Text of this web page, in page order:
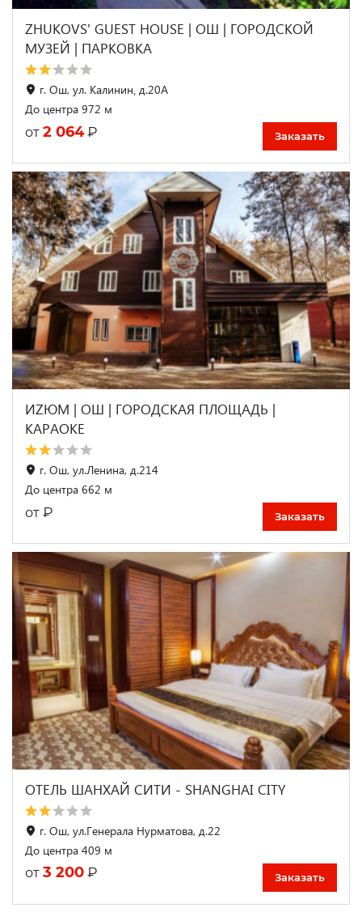
ZHUKOVS' GUEST HOUSE | ОШ | ГОРОДСКОЙ
МУЗЕЙ | ПАРКОВКА
г. Ош, ул. Калинин‚ д.20А
До центра 972 м
от 2 064 ₽ Заказать
ИZЮМ | ОШ | ГОРОДСКАЯ ПЛОЩАДЬ |
КАРАОКЕ
г. Ош, ул.Ленина, д.214
До центра 662 м
от ₽ Заказать
ОТЕЛЬ ШАНХАЙ СИТИ - SHANGHAI CITY
г. Ош, ул.Генерала Нурматова, д.22
До центра 409 м
от 3 200 ₽ Заказать